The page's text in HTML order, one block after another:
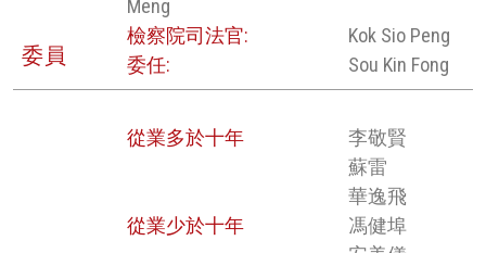
委員
Meng
檢察院司法官:
Kok Sio Peng
委任:
Sou Kin Fong
從業多於十年
李敬賢
蘇雷
華逸飛
從業少於十年
馮健埠